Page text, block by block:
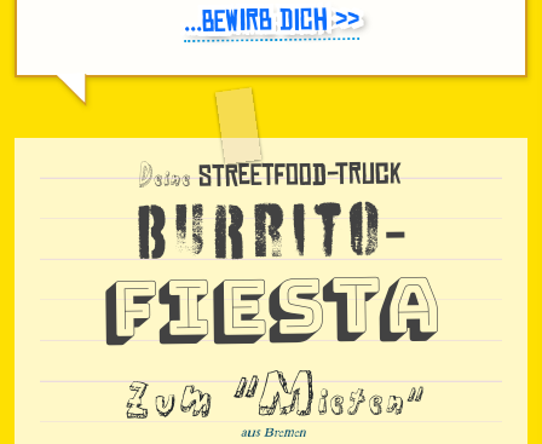
...bewirb Dich >>
DeineStreetfood-Truck
Burrito-
Fiesta
zum "Mieten"
aus Bremen